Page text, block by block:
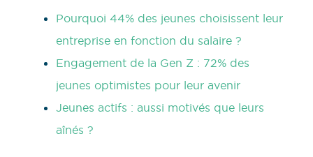
Pourquoi 44% des jeunes choisissent leur
entreprise en fonction du salaire ?
Engagement de la Gen Z : 72% des
jeunes optimistes pour leur avenir
Jeunes actifs : aussi motivés que leurs
aînés ?